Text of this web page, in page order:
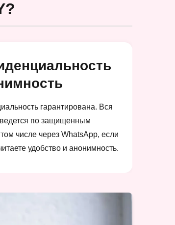
гарантирована. Вся
по защищенным
числе через WhatsApp, если
удобство и анонимность.